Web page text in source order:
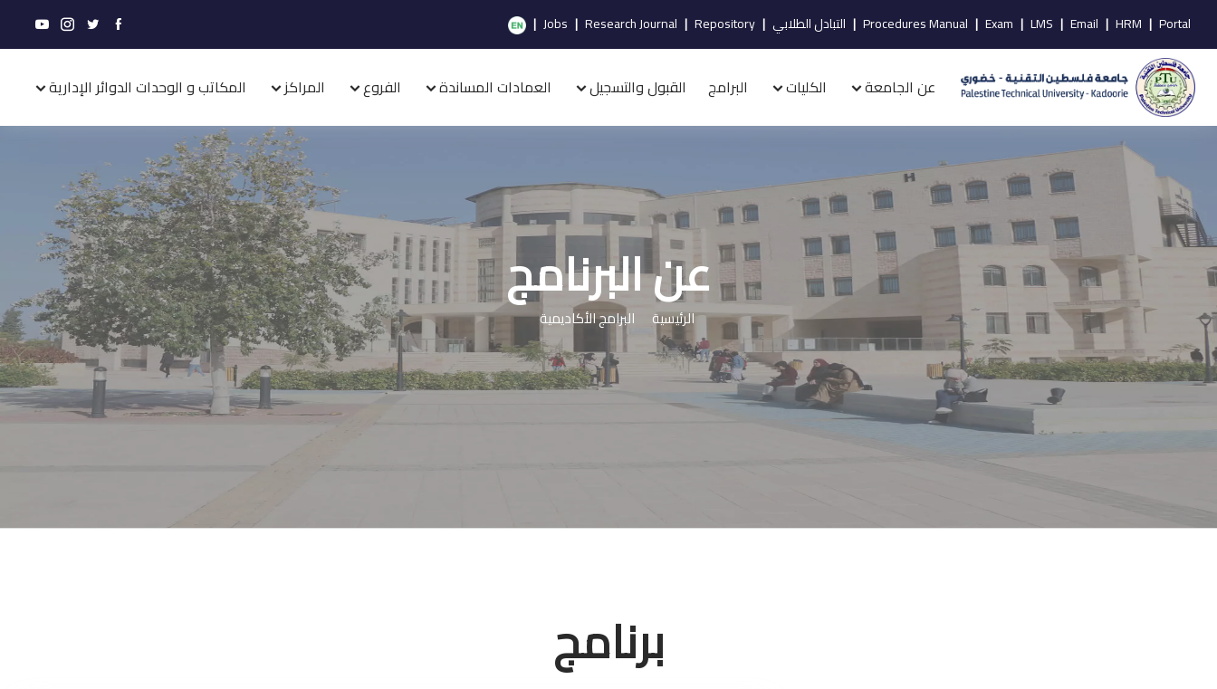
Portal
|
HRM
|
Email
|
LMS
|
Exam
|
Procedures Manual
| التبادل الطلابي |
Repository
|
Research Journal
|
Jobs
|
عن الجامعة الكليات البرامج القبول والتسجيل العمادات المساندة الفروع المراكز المكاتب و الوحدات الدوائر الإدارية
عن البرنامج
الرئيسية البرامج الأكاديمية
برنامج